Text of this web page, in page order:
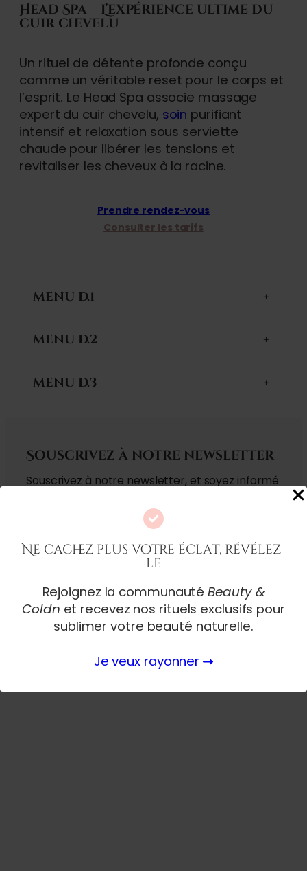
Ne cachez plus votre éclat, révélez-
le
Rejoignez la communautéBeauty &
Coldn et recevez nos rituels exclusifs pour
sublimer votre beauté naturelle.
Je veux rayonner
Head Spa – L’expérience ultime du
cuir chevelu
Un rituel de détente profonde conçu
comme un véritable reset pour le corps et
l’esprit. Le Head Spa associe massage
expert du cuir chevelu, soin purifiant
intensif et relaxation sous serviette
chaude pour libérer les tensions et
revitaliser les cheveux à la racine.
Prendre rendez-vous
Consulter les tarifs
MENU D.1 +
MENU D.2 +
MENU D.3 +
Souscrivez à notre newsletter
Souscrivez à notre newsletter, et soyez informé